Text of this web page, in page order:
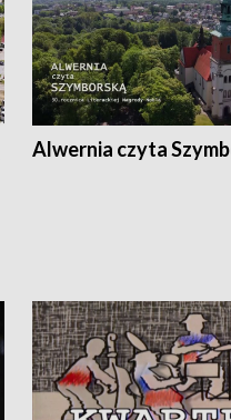
Alwernia czyta